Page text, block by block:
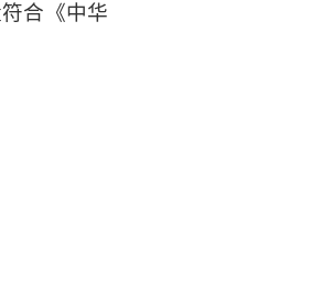
合《中华